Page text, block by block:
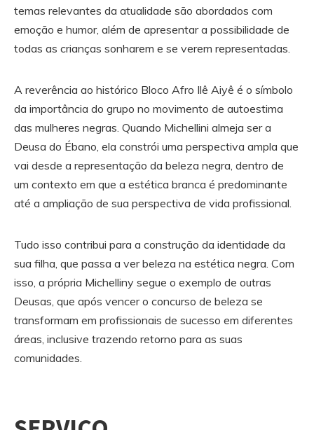
temas relevantes da atualidade são abordados com
emoção e humor, além de apresentar a possibilidade de
todas as crianças sonharem e se verem representadas.
A reverência ao histórico Bloco Afro Ilê Aiyê é o símbolo
da importância do grupo no movimento de autoestima
das mulheres negras. Quando Michellini almeja ser a
Deusa do Ébano, ela constrói uma perspectiva ampla que
vai desde a representação da beleza negra, dentro de
um contexto em que a estética branca é predominante
até a ampliação de sua perspectiva de vida profissional.
Tudo isso contribui para a construção da identidade da
sua filha, que passa a ver beleza na estética negra. Com
isso, a própria Michelliny segue o exemplo de outras
Deusas, que após vencer o concurso de beleza se
transformam em profissionais de sucesso em diferentes
áreas, inclusive trazendo retorno para as suas
comunidades.